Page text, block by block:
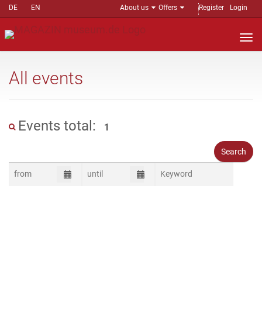
DE EN About us Offers Register Login
All events
Events total: 1